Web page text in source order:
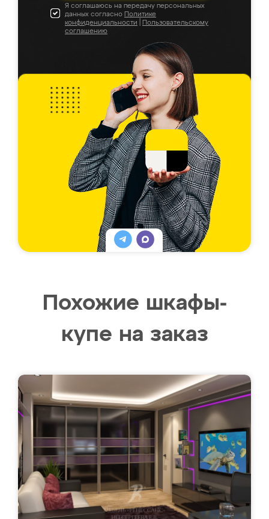
Я соглашаюсь на передачу персональных
данных согласно Политике
конфиденциальности
Пользовательскому
соглашению
Похожие шкафы-
купе на заказ